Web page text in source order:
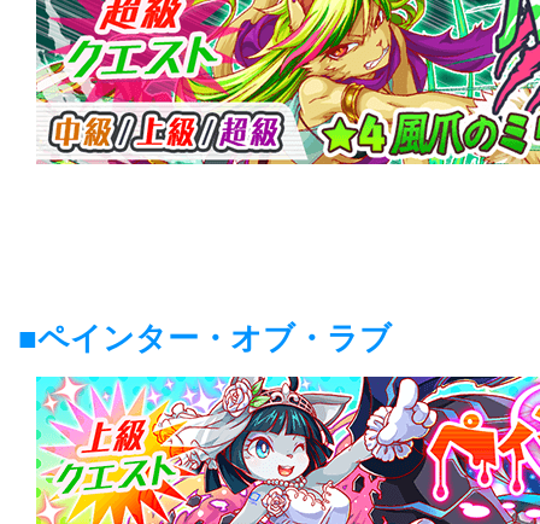
■ペインター・オブ・ラブ